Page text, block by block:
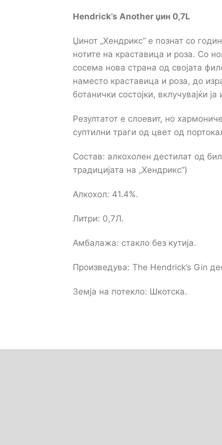
Hendrick’s Another џин 0,7L
Џинот „Хендрикс“ е познат со
нотите на краставица и роза. Со
сосема нова страна од својата
наместо краставица и роза, до
ботанички состојки, вклучувајќи
Резултатот е слоевит, но
суптилни траги од цвет од
Состав: aлкохолен дестилат од
традицијата на „Хендрикс“)
Алкохол: 41.4%.
Литри: 0,7Л.
Амбалажа: стакло без кутија.
Произведува: The Hendrick’s Gin
Земја на потекло: Шкотска.